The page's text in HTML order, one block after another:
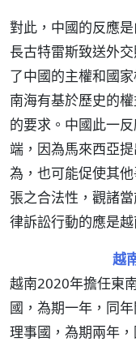
對此，中國的反應
長古特雷斯致送外
了中國的主權和國
南海有基於歷史的
的要求。中國此一
端，因為馬來西亞
為，也可能促使其
張之合法性，觀諸
律訴訟行動的應是越
越
越南2020年擔任東
國，為期一年，同
理事國，為期兩年